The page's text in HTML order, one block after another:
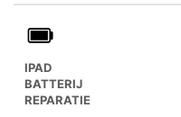
IPAD
BATTERIJ
REPARATIE